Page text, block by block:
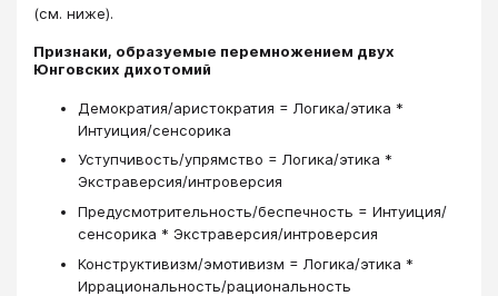
(см. ниже).
Признаки, образуемые перемножением двух
Юнговских дихотомий
Демократия/аристократия = Логика/этика *
Интуиция/сенсорика
Уступчивость/упрямство = Логика/этика *
Экстраверсия/интроверсия
Предусмотрительность/беспечность = Интуиция/
сенсорика * Экстраверсия/интроверсия
Конструктивизм/эмотивизм = Логика/этика *
Иррациональность/рациональность